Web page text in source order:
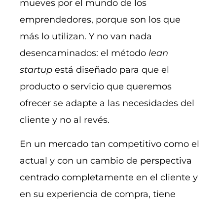
mueves por el mundo de los
emprendedores, porque son los que
más lo utilizan. Y no van nada
desencaminados: el método lean
startup está diseñado para que el
producto o servicio que queremos
ofrecer se adapte a las necesidades del
cliente y no al revés.
En un mercado tan competitivo como el
actual y con un cambio de perspectiva
centrado completamente en el cliente y
en su experiencia de compra, tiene